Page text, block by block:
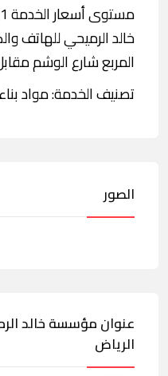
خالد الرميحي للهاتف
المربع شارع الوشم
تصنيف الخدمة: مواد
الصور
عنوان مؤسسة خالد
الرياض